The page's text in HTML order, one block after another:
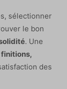
sélectionner
le bon
. Une
finitions,
des